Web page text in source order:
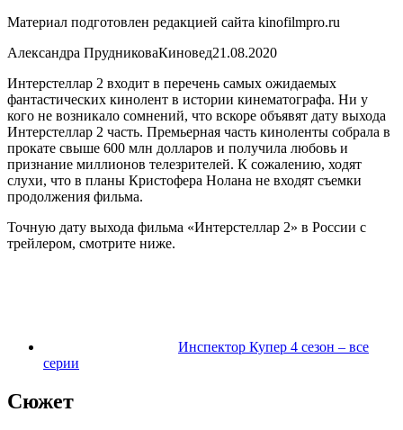
Материал подготовлен редакцией сайта kinofilmpro.ru
Александра ПрудниковаКиновед21.08.2020
Интерстеллар 2 входит в перечень самых ожидаемых
фантастических кинолент в истории кинематографа. Ни у
кого не возникало сомнений, что вскоре объявят дату выхода
Интерстеллар 2 часть. Премьерная часть киноленты собрала в
прокате свыше 600 млн долларов и получила любовь и
признание миллионов телезрителей. К сожалению, ходят
слухи, что в планы Кристофера Нолана не входят съемки
продолжения фильма.
Точную дату выхода фильма «Интерстеллар 2» в России с
трейлером, смотрите ниже.
Инспектор Купер 4 сезон – все
серии
Сюжет